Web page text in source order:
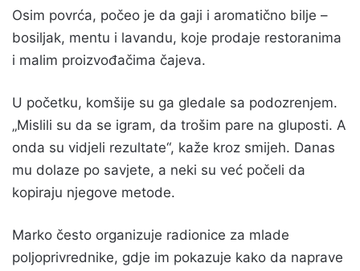
Osim povrća, počeo je da gaji i aromatično bilje –
bosiljak, mentu i lavandu, koje prodaje restoranima
i malim proizvođačima čajeva.
U početku, komšije su ga gledale sa podozrenjem.
„Mislili su da se igram, da trošim pare na gluposti. A
onda su vidjeli rezultate“, kaže kroz smijeh. Danas
mu dolaze po savjete, a neki su već počeli da
kopiraju njegove metode.
Marko često organizuje radionice za mlade
poljoprivrednike, gdje im pokazuje kako da naprave